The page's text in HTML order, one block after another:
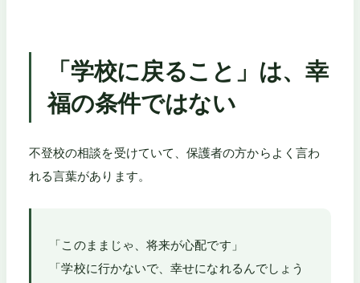
「学校に戻ること」は、幸
福の条件ではない
不登校の相談を受けていて、保護者の方からよく言わ
れる言葉があります。
「このままじゃ、将来が心配です」
「学校に行かないで、幸せになれるんでしょう